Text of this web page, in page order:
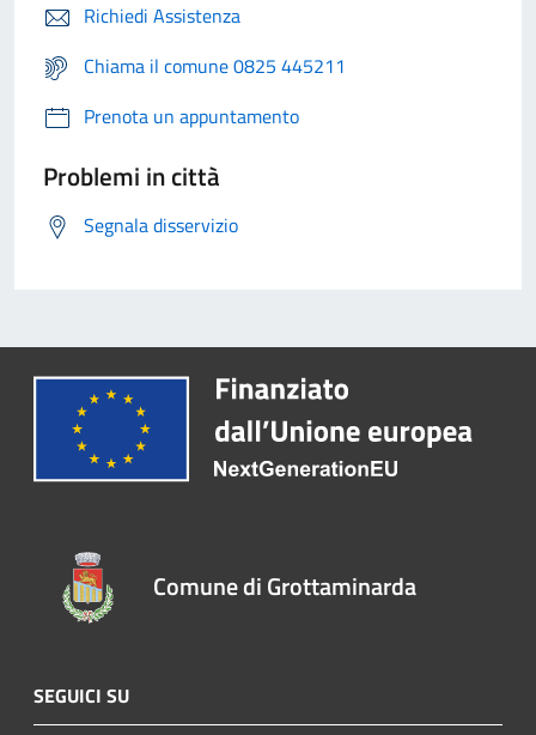
Richiedi Assistenza
Chiama il comune 0825 445211
Prenota un appuntamento
Problemi in città
Segnala disservizio
Comune di Grottaminarda
SEGUICI SU